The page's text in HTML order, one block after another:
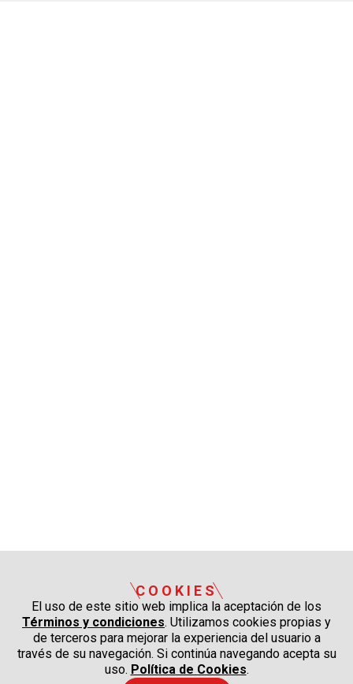
COOKIES
El uso de este sitio web implica la aceptación de los
Términos y condiciones. Utilizamos cookies propias y
de terceros para mejorar la experiencia del usuario a
través de su navegación. Si continúa navegando acepta su
uso. Política de Cookies.